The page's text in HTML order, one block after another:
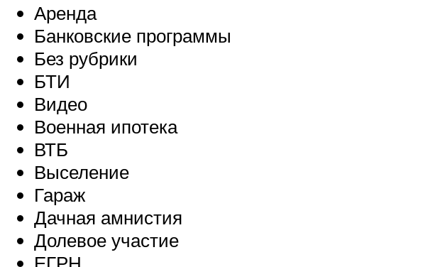
Аренда
Банковские программы
Без рубрики
БТИ
Видео
Военная ипотека
ВТБ
Выселение
Гараж
Дачная амнистия
Долевое участие